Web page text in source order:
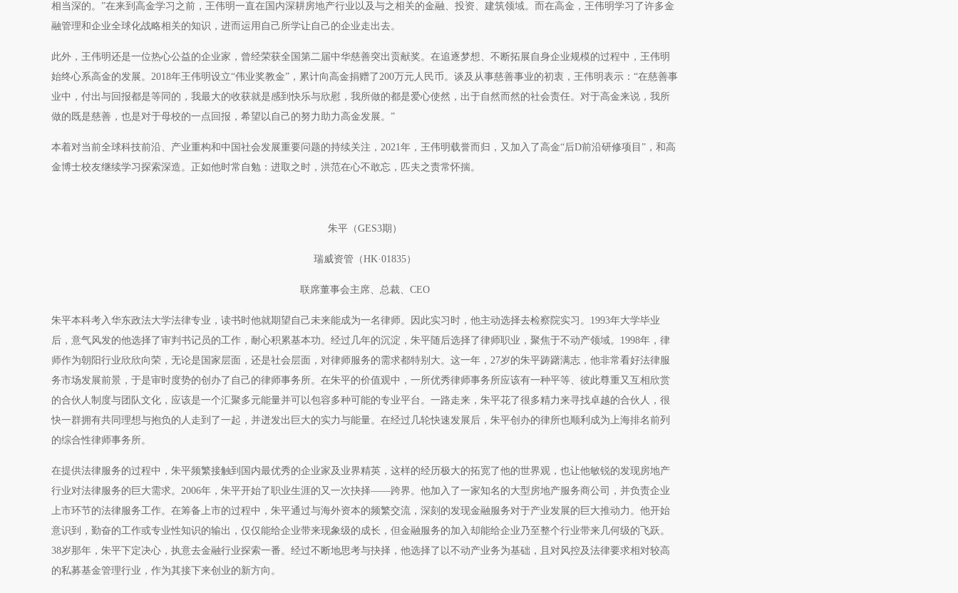
相当深的。”在来到高金学习之前，王伟明一直在国内深耕房地产行业以及与之相关的金融、投资、建筑领域。而在高金，王伟明学习了许多金
融管理和企业全球化战略相关的知识，进而运用自己所学让自己的企业走出去。
此外，王伟明还是一位热心公益的企业家，曾经荣获全国第二届中华慈善突出贡献奖。在追逐梦想、不断拓展自身企业规模的过程中，王伟明
始终心系高金的发展。2018年王伟明设立“伟业奖教金”，累计向高金捐赠了200万元人民币。谈及从事慈善事业的初衷，王伟明表示：“在慈善事
业中，付出与回报都是等同的，我最大的收获就是感到快乐与欣慰，我所做的都是爱心使然，出于自然而然的社会责任。对于高金来说，我所
做的既是慈善，也是对于母校的一点回报，希望以自己的努力助力高金发展。”
本着对当前全球科技前沿、产业重构和中国社会发展重要问题的持续关注，2021年，王伟明载誉而归，又加入了高金“后D前沿研修项目”，和高
金博士校友继续学习探索深造。正如他时常自勉：进取之时，洪范在心不敢忘，匹夫之责常怀揣。
朱平（GES3期）
瑞威资管（HK·01835）
联席董事会主席、总裁、CEO
朱平本科考入华东政法大学法律专业，读书时他就期望自己未来能成为一名律师。因此实习时，他主动选择去检察院实习。1993年大学毕业
后，意气风发的他选择了审判书记员的工作，耐心积累基本功。经过几年的沉淀，朱平随后选择了律师职业，聚焦于不动产领域。1998年，律
师作为朝阳行业欣欣向荣，无论是国家层面，还是社会层面，对律师服务的需求都特别大。这一年，27岁的朱平踌躇满志，他非常看好法律服
务市场发展前景，于是审时度势的创办了自己的律师事务所。在朱平的价值观中，一所优秀律师事务所应该有一种平等、彼此尊重又互相欣赏
的合伙人制度与团队文化，应该是一个汇聚多元能量并可以包容多种可能的专业平台。一路走来，朱平花了很多精力来寻找卓越的合伙人，很
快一群拥有共同理想与抱负的人走到了一起，并迸发出巨大的实力与能量。在经过几轮快速发展后，朱平创办的律所也顺利成为上海排名前列
的综合性律师事务所。
在提供法律服务的过程中，朱平频繁接触到国内最优秀的企业家及业界精英，这样的经历极大的拓宽了他的世界观，也让他敏锐的发现房地产
行业对法律服务的巨大需求。2006年，朱平开始了职业生涯的又一次抉择——跨界。他加入了一家知名的大型房地产服务商公司，并负责企业
上市环节的法律服务工作。在筹备上市的过程中，朱平通过与海外资本的频繁交流，深刻的发现金融服务对于产业发展的巨大推动力。他开始
意识到，勤奋的工作或专业性知识的输出，仅仅能给企业带来现象级的成长，但金融服务的加入却能给企业乃至整个行业带来几何级的飞跃。
38岁那年，朱平下定决心，执意去金融行业探索一番。经过不断地思考与抉择，他选择了以不动产业务为基础，且对风控及法律要求相对较高
的私募基金管理行业，作为其接下来创业的新方向。